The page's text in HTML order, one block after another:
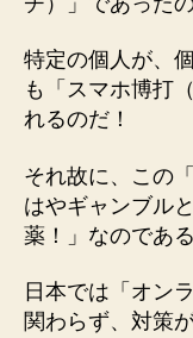
特定の個人が、
も「スマホ博打
れるのだ！
それ故に、この
はやギャンブル
薬！」なのである
日本では「オン
関わらず、対策